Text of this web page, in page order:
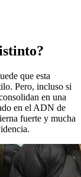
que esta
Pero, incluso si
en una
en el ADN de
fuerte y mucha